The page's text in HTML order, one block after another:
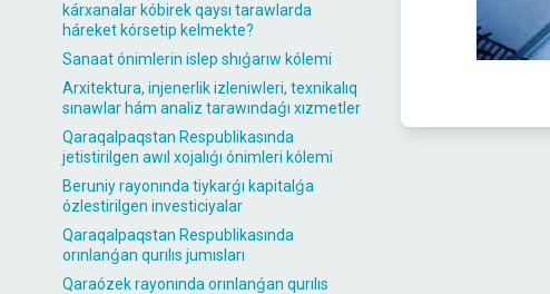
kárxanalar kóbirek qaysı tarawlarda
háreket kórsetip kelmekte?
Sanaat ónimlerin islep shıǵarıw kólemi
Arxitektura, injenerlik izleniwleri, texnikalıq
sınawlar hám analiz tarawındaǵı xızmetler
Qaraqalpaqstan Respublikasında
jetistirilgen awıl xojalıǵı ónimleri kólemi
Beruniy rayonında tiykarǵı kapitalǵa
ózlestirilgen investiciyalar
Qaraqalpaqstan Respublikasında
orınlanǵan qurılıs jumısları
Qaraózek rayonında orınlanǵan qurılıs